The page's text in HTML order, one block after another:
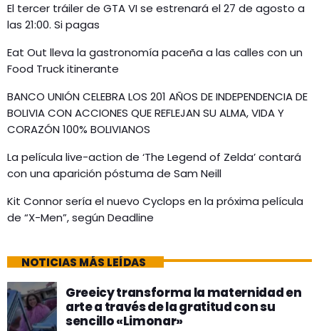
El tercer tráiler de GTA VI se estrenará el 27 de agosto a
las 21:00. Si pagas
Eat Out lleva la gastronomía paceña a las calles con un
Food Truck itinerante
BANCO UNIÓN CELEBRA LOS 201 AÑOS DE INDEPENDENCIA DE
BOLIVIA CON ACCIONES QUE REFLEJAN SU ALMA, VIDA Y
CORAZÓN 100% BOLIVIANOS
La película live-action de ‘The Legend of Zelda’ contará
con una aparición póstuma de Sam Neill
Kit Connor sería el nuevo Cyclops en la próxima película
de “X-Men”, según Deadline
NOTICIAS MÁS LEÍDAS
Greeicy transforma la maternidad en
arte a través de la gratitud con su
sencillo «Limonar»